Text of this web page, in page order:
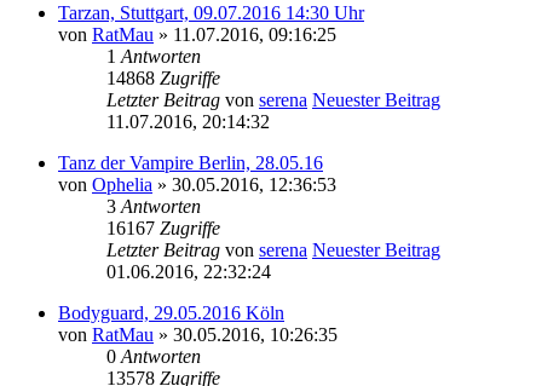
Tarzan, Stuttgart, 09.07.2016 14:30 Uhr
von RatMau » 11.07.2016, 09:16:25
1 Antworten
14868 Zugriffe
Letzter Beitrag von serena Neuester Beitrag
11.07.2016, 20:14:32
Tanz der Vampire Berlin, 28.05.16
von Ophelia » 30.05.2016, 12:36:53
3 Antworten
16167 Zugriffe
Letzter Beitrag von serena Neuester Beitrag
01.06.2016, 22:32:24
Bodyguard, 29.05.2016 Köln
von RatMau » 30.05.2016, 10:26:35
0 Antworten
13578 Zugriffe